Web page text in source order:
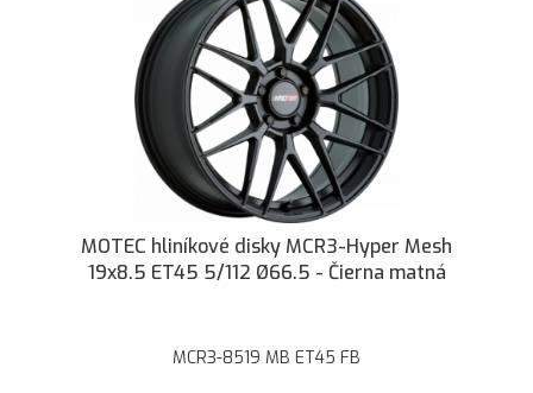
MOTEC hliníkové disky MCR3-Hyper Mesh
19x8.5 ET45 5/112 Ø66.5 - Čierna matná
MCR3-8519 MB ET45 FB